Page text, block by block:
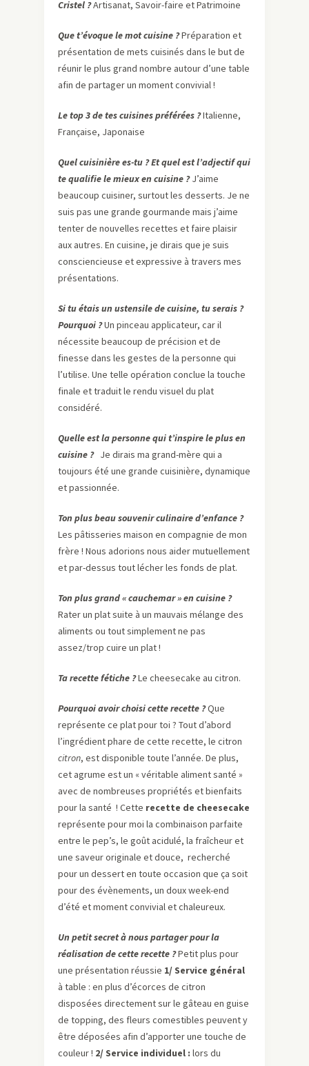
Cristel ?Artisanat, Savoir-faire et Patrimoine
Que t’évoque le mot cuisine ?Préparation et
présentation de mets cuisinés dans le but de
réunir le plus grand nombre autour d’une table
afin de partager un moment convivial !
Le top 3 de tes cuisines préférées ?Italienne,
Française, Japonaise
Quel cuisinière es-tu ? Et quel est l’adjectif qui
te qualifie le mieux en cuisine ?J’aime
beaucoup cuisiner, surtout les desserts. Je ne
suis pas une grande gourmande mais j’aime
tenter de nouvelles recettes et faire plaisir
aux autres. En cuisine, je dirais que je suis
consciencieuse et expressive à travers mes
présentations.
Si tu étais un ustensile de cuisine, tu serais ?
Pourquoi ?Un pinceau applicateur, car il
nécessite beaucoup de précision et de
finesse dans les gestes de la personne qui
l’utilise. Une telle opération conclue la touche
finale et traduit le rendu visuel du plat
considéré.
Quelle est la personne qui t’inspire le plus en
cuisine ? Je dirais ma grand-mère qui a
toujours été une grande cuisinière, dynamique
et passionnée.
Ton plus beau souvenir culinaire d’enfance ?
Les pâtisseries maison en compagnie de mon
frère ! Nous adorions nous aider mutuellement
et par-dessus tout lécher les fonds de plat.
Ton plus grand « cauchemar » en cuisine ?
Rater un plat suite à un mauvais mélange des
aliments ou tout simplement ne pas
assez/trop cuire un plat !
Ta recette fétiche ?Le cheesecake au citron.
Pourquoi avoir choisi cette recette ?Que
représente ce plat pour toi ? Tout d’abord
l’ingrédient phare de cette recette, le citron
citron, est disponible toute l’année. De plus,
cet agrume est un « véritable aliment santé »
avec de nombreuses propriétés et bienfaits
pour la santé ! Cette recette de cheesecake
représente pour moi la combinaison parfaite
entre le pep’s, le goût acidulé, la fraîcheur et
une saveur originale et douce, recherché
pour un dessert en toute occasion que ça soit
pour des évènements, un doux week-end
d’été et moment convivial et chaleureux.
Un petit secret à nous partager pour la
réalisation de cette recette ?Petit plus pour
une présentation réussie 1/ Service général
à table : en plus d’écorces de citron
disposées directement sur le gâteau en guise
de topping, des fleurs comestibles peuvent y
être déposées afin d’apporter une touche de
couleur ! 2/ Service individuel : lors du